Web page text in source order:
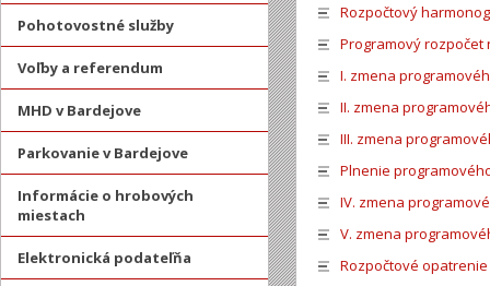
Pohotovostné služby
Voľby a referendum
MHD v Bardejove
Parkovanie v Bardejove
Informácie o hrobových
miestach
Elektronická podateľňa
Rozpočtový
Programový rozpočet
I. zmena
II. zmena
III. zmena
Plnenie
IV. zmena
V. zmena
Rozpočtové